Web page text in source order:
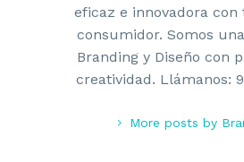
eficaz e innovadora
consumidor. Somos
Branding y Diseño con
creatividad. Llámanos:
More posts by